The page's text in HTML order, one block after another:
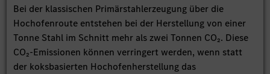
Bei der klassischen Primärstahlerzeugung über die
Hochofenroute entstehen bei der Herstellung von einer
Tonne Stahl im Schnitt mehr als zwei Tonnen CO₂. Diese
CO₂-Emissionen können verringert werden, wenn statt
der koksbasierten Hochofenherstellung das